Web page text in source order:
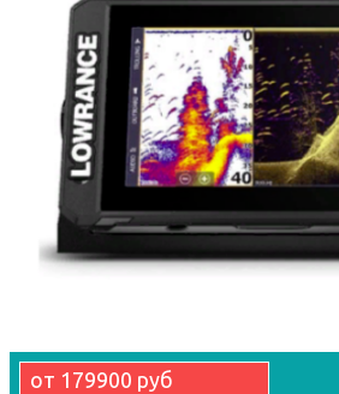
от 179900 руб